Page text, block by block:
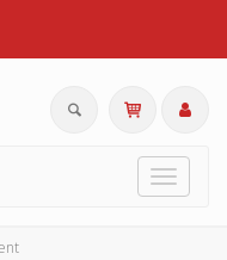
Toggle